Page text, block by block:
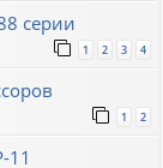
серии
1 2 3 4
1 2
11